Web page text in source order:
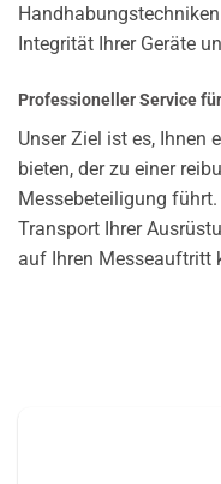
Integrität Ihrer Geräte
Professioneller Service
Unser Ziel ist es, Ihnen
bieten, der zu einer
Messebeteiligung
Transport Ihrer
auf Ihren Messeauftritt